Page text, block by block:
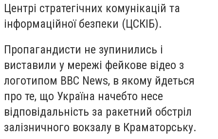
Центрі стратегічних комунікацій та
інформаційної безпеки (ЦСКІБ).
Пропагандисти не зупинились і
виставили у мережі фейкове відео з
логотипом BBC News, в якому йдеться
про те, що Україна начебто несе
відповідальність за ракетний обстріл
залізничного вокзалу в Краматорську.